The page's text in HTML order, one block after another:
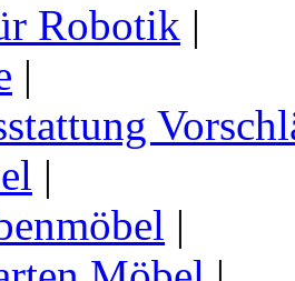
Robotik |
|
|
|